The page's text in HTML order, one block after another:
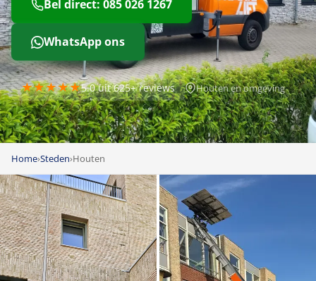
Bel direct: 085 026 1267
WhatsApp ons
★★★★★5.0 uit 625+ reviews Houten en omgeving
Home›Steden›Houten